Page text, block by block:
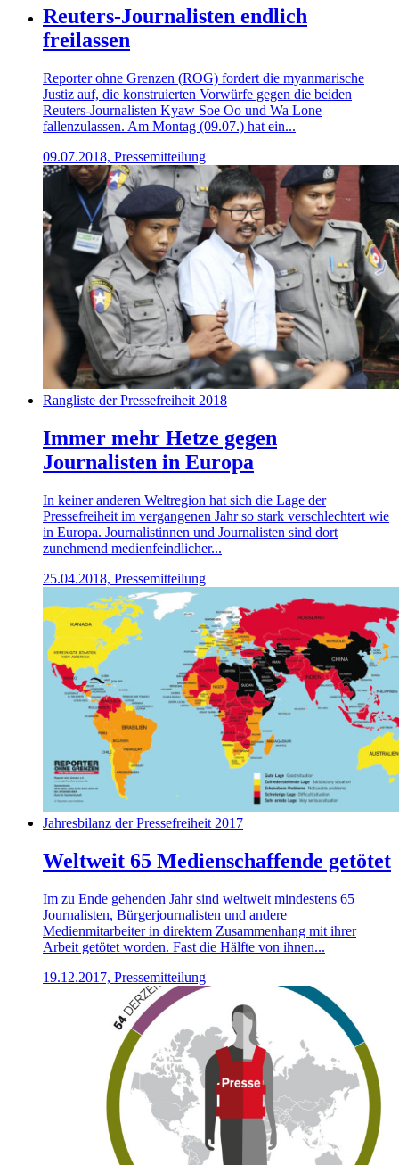
Reuters-Journalisten endlich
freilassen
Reporter ohne Grenzen (ROG) fordert die myanmarische
Justiz auf, die konstruierten Vorwürfe gegen die beiden
Reuters-Journalisten Kyaw Soe Oo und Wa Lone
fallenzulassen. Am Montag (09.07.) hat ein...
09.07.2018, Pressemitteilung
Rangliste der Pressefreiheit 2018
Immer mehr Hetze gegen
Journalisten in Europa
In keiner anderen Weltregion hat sich die Lage der
Pressefreiheit im vergangenen Jahr so stark verschlechtert wie
in Europa. Journalistinnen und Journalisten sind dort
zunehmend medienfeindlicher...
25.04.2018, Pressemitteilung
Jahresbilanz der Pressefreiheit 2017
Weltweit 65 Medienschaffende getötet
Im zu Ende gehenden Jahr sind weltweit mindestens 65
Journalisten, Bürgerjournalisten und andere
Medienmitarbeiter in direktem Zusammenhang mit ihrer
Arbeit getötet worden. Fast die Hälfte von ihnen...
19.12.2017, Pressemitteilung